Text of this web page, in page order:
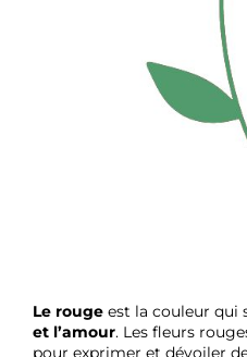
Le rouge est la couleur qui
et l’amour. Les fleurs
pour exprimer et dévoiler